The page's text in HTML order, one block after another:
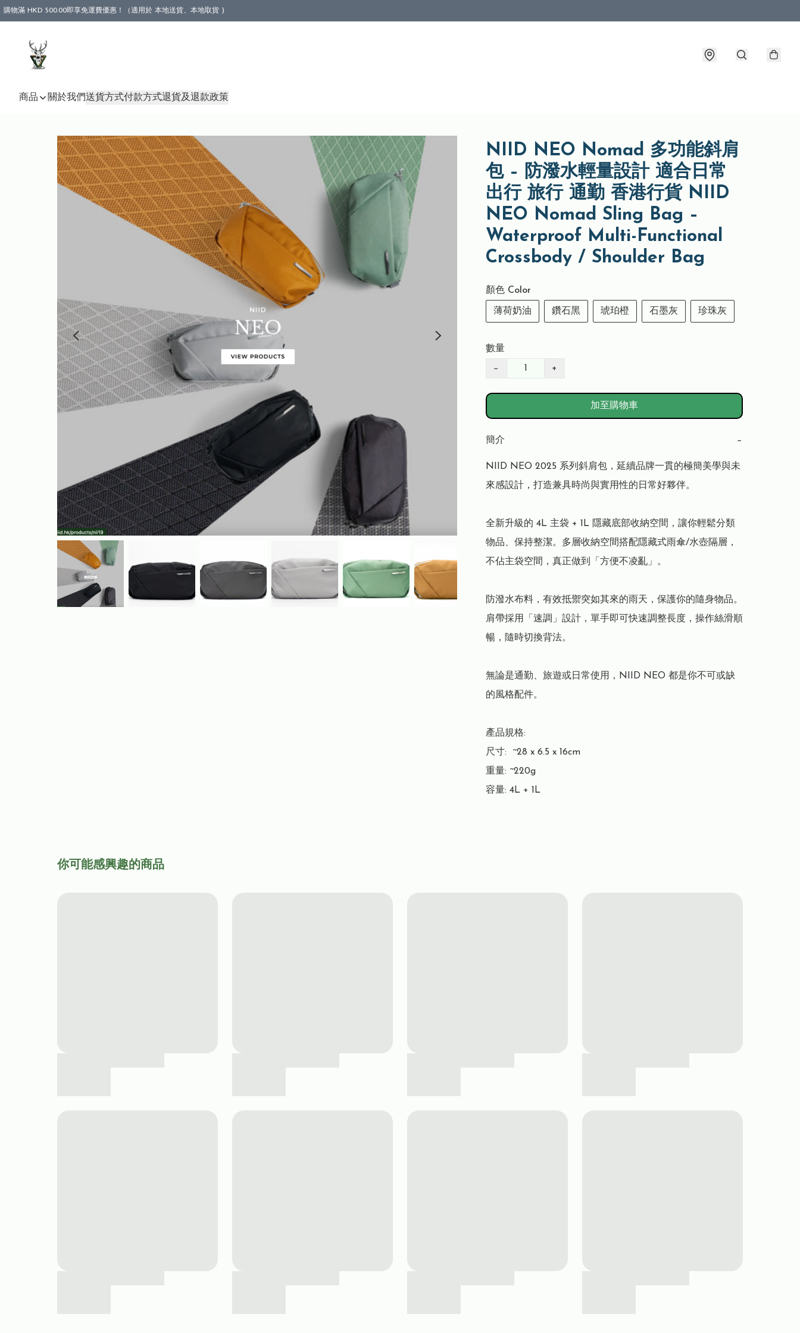
購物滿 HKD 500.00即享免運費優惠！（適用於 本地送貨、本地取貨 )
商品 關於我們送貨方式付款方式退貨及退款政策
NIID NEO Nomad 多功能斜肩
包 – 防潑水輕量設計 適合日常
出行 旅行 通勤 香港行貨 NIID
NEO Nomad Sling Bag –
Waterproof Multi-Functional
Crossbody / Shoulder Bag
顏色 Color
薄荷奶油 鑽石黑 琥珀橙 石墨灰 珍珠灰
數量
− +
加至購物車
簡介 −
NIID NEO 2025 系列斜肩包，延續品牌一貫的極簡美學與未
來感設計，打造兼具時尚與實用性的日常好夥伴。
全新升級的 4L 主袋 + 1L 隱藏底部收納空間，讓你輕鬆分類
物品、保持整潔。多層收納空間搭配隱藏式雨傘/水壺隔層，
不佔主袋空間，真正做到「方便不凌亂」。
防潑水布料，有效抵禦突如其來的雨天，保護你的隨身物品。
肩帶採用「速調」設計，單手即可快速調整長度，操作絲滑順
暢，隨時切換背法。
無論是通勤、旅遊或日常使用，NIID NEO 都是你不可或缺
的風格配件。
產品規格:
尺寸:  ~28 x 6.5 x 16cm
重量: ~220g
容量: 4L + 1L
你可能感興趣的商品